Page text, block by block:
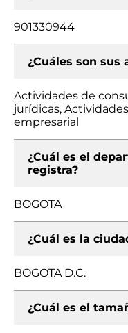
901330944
¿Cuáles son sus
Actividades de
jurídicas,
empresarial
¿Cuál es el
registra?
BOGOTA
¿Cuál es la
BOGOTA D.C.
¿Cuál es el